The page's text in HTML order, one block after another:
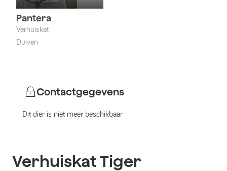
Pantera
Verhuiskat
Duiven
Contactgegevens
Dit dier is niet meer beschikbaar
VerhuiskatTiger